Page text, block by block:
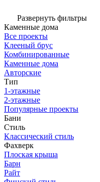
Развернуть фильтры
Каменные дома
Все проекты
Клееный брус
Комбинированные
Каменные дома
Авторские
Тип
1-этажные
2-этажные
Популярные проекты
Бани
Стиль
Классический стиль
Фахверк
Плоская крыша
Барн
Райт